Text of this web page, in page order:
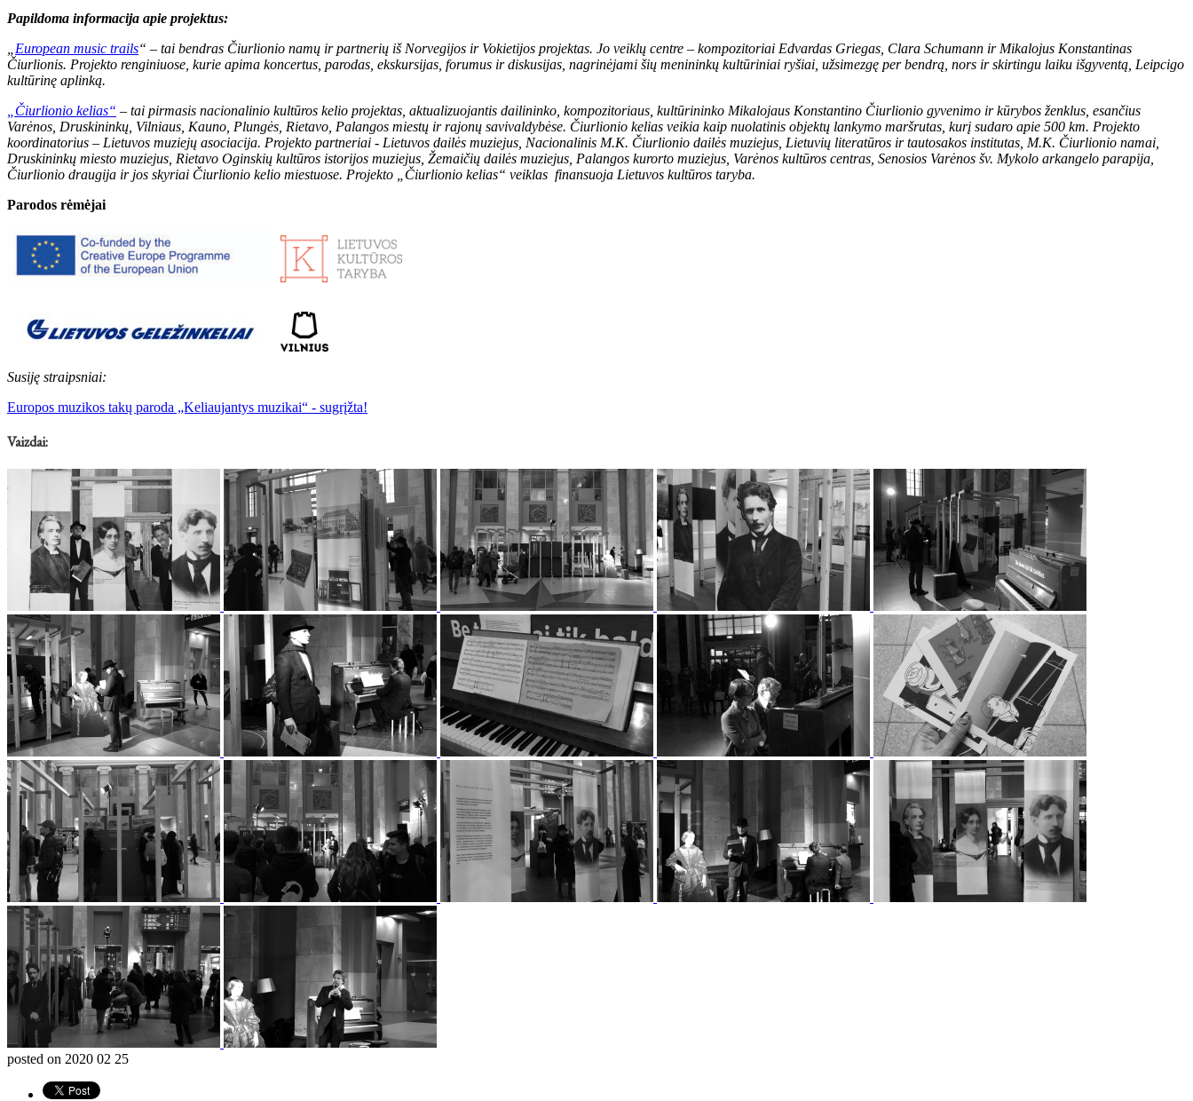
Papildoma informacija apie projektus:
European music trails“ – tai bendras Čiurlionio namų ir partnerių iš Norvegijos ir Vokietijos projektas. Jo veiklų centre – kompozitoriai Edvardas Griegas, Clara Schumann ir Mikalojus Konstantinas
Čiurlionis. Projekto renginiuose, kurie apima koncertus, parodas, ekskursijas, forumus ir diskusijas, nagrinėjami šių menininkų kultūriniai ryšiai, užsimezgę per bendrą, nors ir skirtingu laiku išgyventą, Leipcigo
kultūrinę aplinką.
„Čiurlionio kelias“ – tai pirmasis nacionalinio kultūros kelio projektas, aktualizuojantis dailininko, kompozitoriaus, kultūrininko Mikalojaus Konstantino Čiurlionio gyvenimo ir kūrybos ženklus, esančius
Varėnos, Druskininkų, Vilniaus, Kauno, Plungės, Rietavo, Palangos miestų ir rajonų savivaldybėse. Čiurlionio kelias veikia kaip nuolatinis objektų lankymo maršrutas, kurį sudaro apie 500 km. Projekto
koordinatorius – Lietuvos muziejų asociacija. Projekto partneriai - Lietuvos dailės muziejus, Nacionalinis M.K. Čiurlionio dailės muziejus, Lietuvių literatūros ir tautosakos institutas, M.K. Čiurlionio namai,
Druskininkų miesto muziejus, Rietavo Oginskių kultūros istorijos muziejus, Žemaičių dailės muziejus, Palangos kurorto muziejus, Varėnos kultūros centras, Senosios Varėnos šv. Mykolo arkangelo parapija,
Čiurlionio draugija ir jos skyriai Čiurlionio kelio miestuose. Projekto „Čiurlionio kelias“ veiklas finansuoja Lietuvos kultūros taryba.
Parodos rėmėjai
Susiję straipsniai:
Europos muzikos takų paroda „Keliaujantys muzikai“ - sugrįžta!
Vaizdai:
posted on 2020 02 25